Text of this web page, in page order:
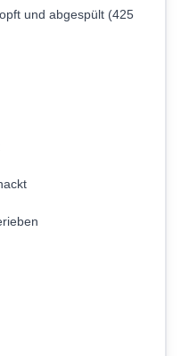
und abgespült (425